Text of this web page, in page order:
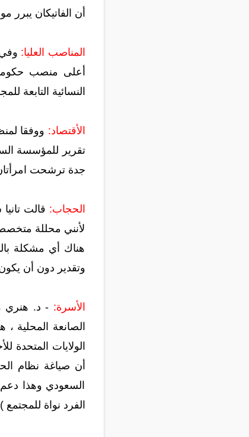
أن الفاتيكان يبرر
المناصب العليا:
أعلى منصب حكومي
النسائية التابعة
الأقتصاد:
جدة ترشحت
الحجاب: قالت
لأنني محللة
هناك أي مشكلة
وتقدير دون أن يكون
الأسرة: - د. هنري
الصانعة المحلية
أن صياغة نظام
السعودي وهذا دعم
الفرد نواة للمجتمع